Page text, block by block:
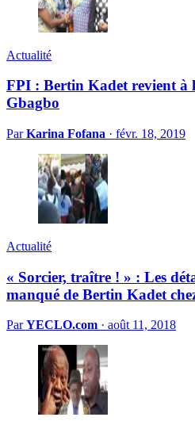
Actualité
FPI : Bertin Kadet revient à
Gbagbo
ParKarina Fofana · févr. 18, 2019
Actualité
« Sorcier, traître ! » : Les
manqué de Bertin Kadet
ParYECLO.com · août 11, 2018